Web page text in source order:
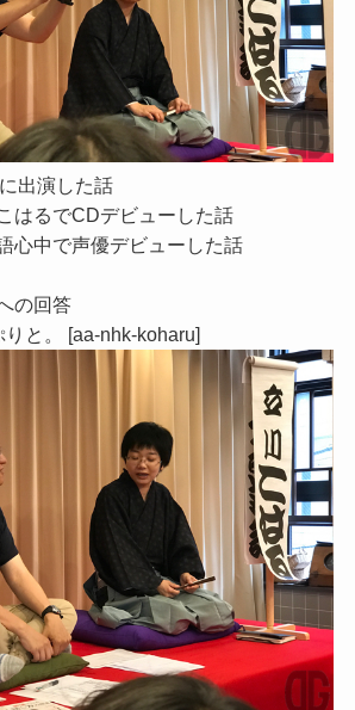
出演した話
はるでCDデビューした話
心中で声優デビューした話
の回答
と。 [aa-nhk-koharu]